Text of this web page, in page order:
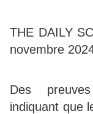
THE DAILY
novembre
Des
indiquant que